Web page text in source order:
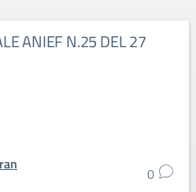
ANIEF N.25 DEL 27
0